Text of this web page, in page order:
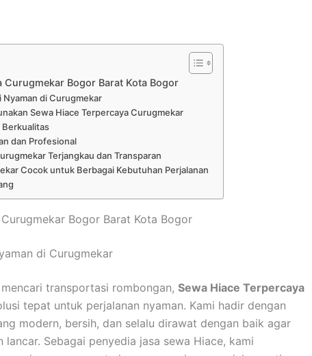
Curugmekar Bogor Barat Kota Bogor
Nyaman di Curugmekar
Sewa Hiace Terpercaya Curugmekar
Berkualitas
dan Profesional
Terjangkau dan Transparan
Cocok untuk Berbagai Kebutuhan Perjalanan
Bogor Barat Kota Bogor
di Curugmekar
transportasi rombongan, Sewa Hiace Terpercaya
tepat untuk perjalanan nyaman. Kami hadir dengan
modern, bersih, dan selalu dirawat dengan baik agar
lancar. Sebagai penyedia jasa sewa Hiace, kami